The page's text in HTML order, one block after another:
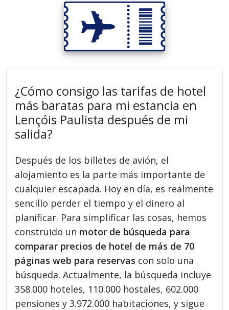
¿Cómo consigo las tarifas de hotel
más baratas para mi estancia en
Lençóis Paulista después de mi
salida?
Después de los billetes de avión, el
alojamiento es la parte más importante de
cualquier escapada. Hoy en día, es realmente
sencillo perder el tiempo y el dinero al
planificar. Para simplificar las cosas, hemos
construido un motor de búsqueda para
comparar precios de hotel de más de 70
páginas web para reservas con solo una
búsqueda. Actualmente, la búsqueda incluye
358.000 hoteles, 110.000 hostales, 602.000
pensiones y 3.972.000 habitaciones, y sigue